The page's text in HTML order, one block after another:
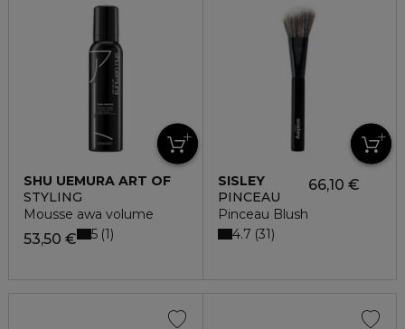
SHU UEMURA ART OF
HAIR
STYLING
Mousse awa volume
53,50 € 5 1
SISLEY
PINCEAU
Pinceau Blush
66,10 €
4.7 31